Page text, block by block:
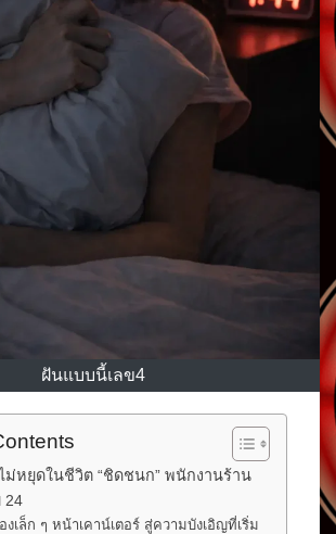
ฝันแบบนี้เลข4
ม่หยุดในชีวิต “ชิดชนก” พนักงานร้าน
24
งเล็ก ๆ หน้าเคาน์เตอร์ สู่ความบังเอิญที่เริ่ม